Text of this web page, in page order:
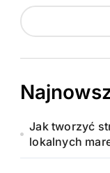
Jak tworzyć
lokalnych